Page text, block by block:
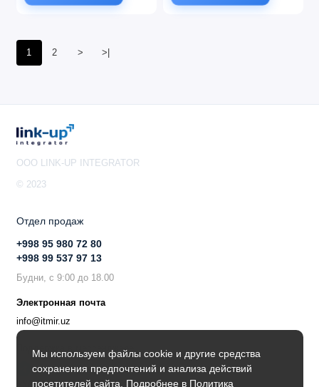
1 2 > >|
Мы используем файлы cookie и другие средства
сохранения предпочтений и анализа действий
посетителей сайта. Подробнее в Политика
OOO LINK-UP INTEGRATOR
© 2023
Отдел продаж
+998 95 980 72 80
+998 99 537 97 13
Будни, с 9:00 до 18.00
Электронная почта
info@itmir.uz
Поддержка в мессенджере
Будьте в курсе наших новостей!